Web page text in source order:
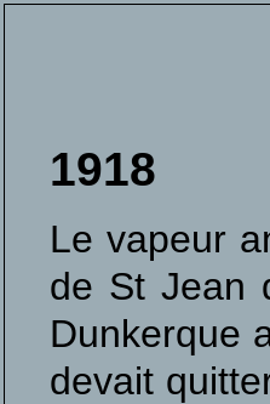
1918
Le vapeur
de St Jean
Dunkerque
devait